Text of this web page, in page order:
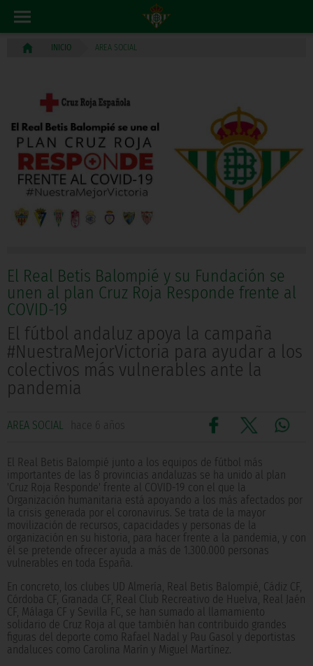
INICIO AREA SOCIAL
El Real Betis Balompié y su Fundación se
unen al plan Cruz Roja Responde frente al
COVID-19
El fútbol andaluz apoya la campaña
#NuestraMejorVictoria para ayudar a los
colectivos más vulnerables ante la
pandemia
AREA SOCIAL hace 6 años
El Real Betis Balompié junto a los equipos de fútbol más
importantes de las 8 provincias andaluzas se ha unido al plan
'Cruz Roja Responde' frente al COVID-19 con el que la
Organización humanitaria está apoyando a los más afectados por
la crisis generada por el coronavirus. Se trata de la mayor
movilización de recursos, capacidades y personas de la
organización en su historia, para hacer frente a la pandemia, y con
él se pretende ofrecer ayuda a más de 1.300.000 personas
vulnerables en toda España.
En concreto, los clubes UD Almería, Real Betis Balompié, Cádiz CF,
Córdoba CF, Granada CF, Real Club Recreativo de Huelva, Real Jaén
CF, Málaga CF y Sevilla FC, se han sumado al llamamiento
solidario de Cruz Roja al que también han contribuido grandes
figuras del deporte como Rafael Nadal y Pau Gasol y deportistas
andaluces como Carolina Marín y Miguel Martínez.